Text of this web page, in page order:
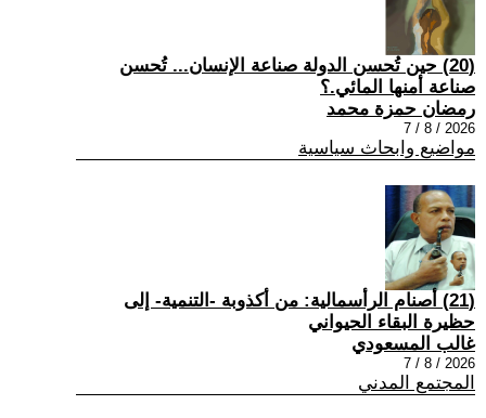
(20) حين تُحسن الدولة صناعة الإنسان... تُحسن
صناعة أمنها المائي.؟
رمضان حمزة محمد
2026 / 8 / 7
مواضيع وابحاث سياسية
(21) أصنام الرأسمالية: من أكذوبة -التنمية- إلى
حظيرة البقاء الحيواني
غالب المسعودي
2026 / 8 / 7
المجتمع المدني